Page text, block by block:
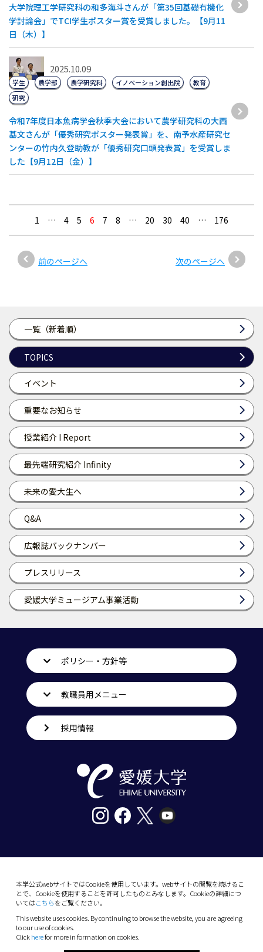
一覧（新着順）
TOPICS
イベント
重要なお知らせ
授業紹介 I Report
最先端研究紹介 Infinity
未来の愛大生へ
Q&A
広報誌バックナンバー
プレスリリース
愛媛大学ミュージアム事業活動
大学院理工学研究科の和多海斗さんが「第35回基礎有機化
学討論会」でTCI学生ポスター賞を受賞しました。【9月11
日（木）】
2025.10.09
令和7年度日本魚病学会秋季大会において農学研究科の大西
基文さんが「優秀研究ポスター発表賞」を、南予水産研究セ
ンターの竹内久登助教が「優秀研究口頭発表賞」を受賞しま
した【9月12日（金）】
学生 農学部 農学研究科 イノベーション創出院
教育
研究
1
前のページへ
… 4 5 6 7 8 … 20 30 40 …
次のページへ
176
本学公式webサイトではCookieを使用しています。webサイトの閲覧を続けるこ
とで、Cookieを使用することを許可したものとみなします。Cookieの詳細につ
いてはこちらをご覧ください。
This website uses cookies. By continuing to browse the website, you are agreeing
to our use of cookies.
Clickherefor more in formation on cookies.
ポリシー・方針等
教職員用メニュー
採用情報
10-13 Dogo-Himata, Matsuyama, Ehime 790-
Phone: +81 89-927-9000